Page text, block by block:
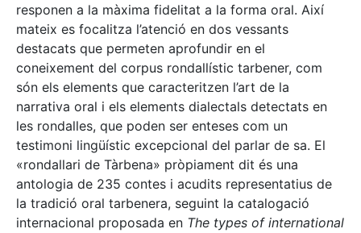
responen a la màxima fidelitat a la forma oral. Així
mateix es focalitza l’atenció en dos vessants
destacats que permeten aprofundir en el
coneixement del corpus rondallístic tarbener, com
són els elements que caracteritzen l’art de la
narrativa oral i els elements dialectals detectats en
les rondalles, que poden ser enteses com un
testimoni lingüístic excepcional del parlar de sa. El
«rondallari de Tàrbena» pròpiament dit és una
antologia de 235 contes i acudits representatius de
la tradició oral tarbenera, seguint la catalogació
internacional proposada en The types of international